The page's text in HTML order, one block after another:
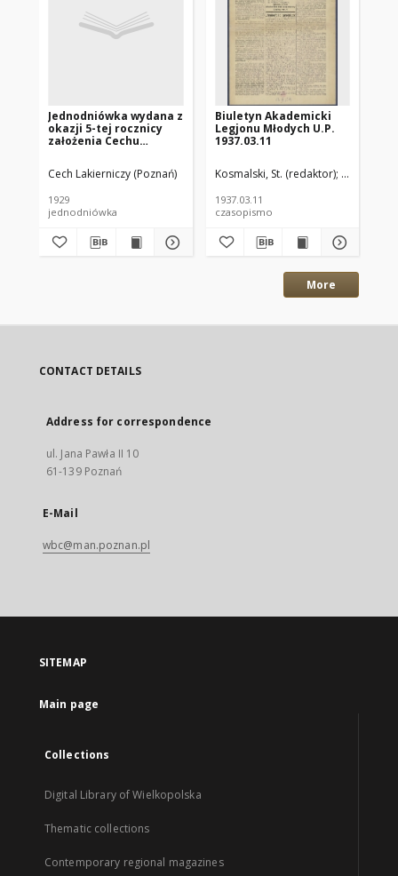
Jednodniówka wydana z
okazji 5-tej rocznicy
założenia Cechu
Poznaniu : 1924-1929.
Cech Lakierniczy (Poznań)
1929
jednodniówka
Biuletyn Akademicki
Legjonu Młodych U.P.
1937.03.11
Kosmalski, St. (redaktor) Oddział
1937.03.11
czasopismo
More
CONTACT DETAILS
Address for correspondence
ul. Jana Pawła II 10
61-139 Poznań
E-Mail
wbc@man.poznan.pl
SITEMAP
Main page
Collections
Digital Library of Wielkopolska
Thematic collections
Contemporary regional magazines